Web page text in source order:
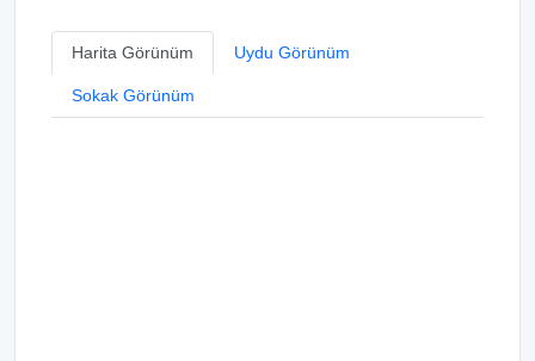
Harita Görünüm Uydu Görünüm
Sokak Görünüm